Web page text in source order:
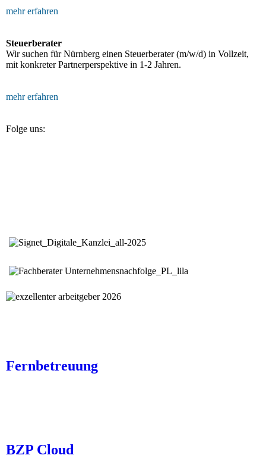
mehr erfahren
Steuerberater
Wir suchen für Nürnberg einen Steuerberater (m/w/d) in Vollzeit,
mit konkreter Partnerperspektive in 1-2 Jahren.
mehr erfahren
Folge uns:
Fernbetreuung
BZP Cloud